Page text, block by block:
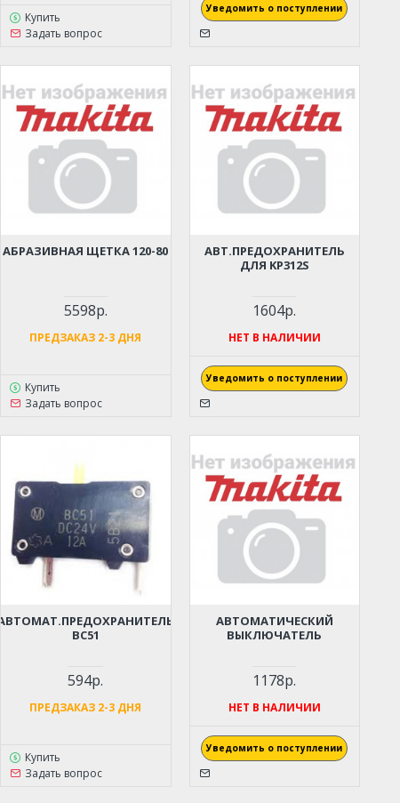
Купить
Задать вопрос
Уведомить о поступлении
АБРАЗИВНАЯ ЩЕТКА 120-80
5598р.
ПРЕДЗАКАЗ 2-3 ДНЯ
Купить
Задать вопрос
АВТ.ПРЕДОХРАНИТЕЛЬ
ДЛЯ KP312S
1604р.
НЕТ В НАЛИЧИИ
Уведомить о поступлении
АВТОМАТ.ПРЕДОХРАНИТЕЛЬ
BC51
594р.
ПРЕДЗАКАЗ 2-3 ДНЯ
Купить
Задать вопрос
АВТОМАТИЧЕСКИЙ
ВЫКЛЮЧАТЕЛЬ
1178р.
НЕТ В НАЛИЧИИ
Уведомить о поступлении